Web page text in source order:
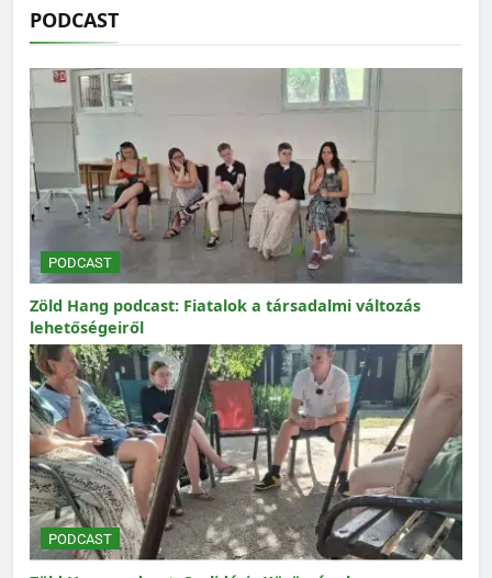
PODCAST
PODCAST
Zöld Hang podcast: Fiatalok a társadalmi változás
lehetőségeiről
PODCAST